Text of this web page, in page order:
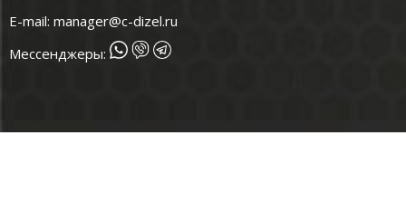
E-mail: manager@c-dizel.ru
Мессенджеры: